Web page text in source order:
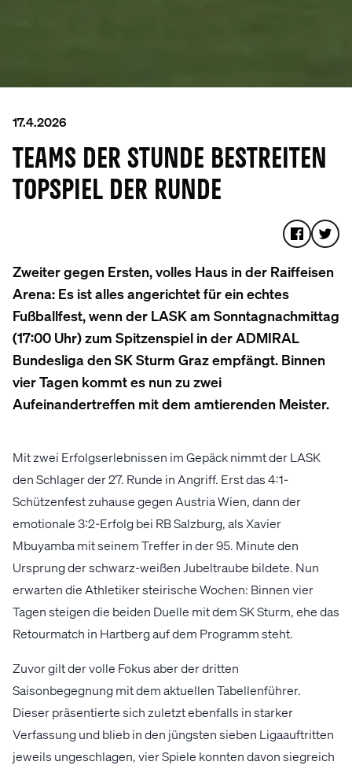
17.4.2026
TEAMS DER STUNDE BESTREITEN
TOPSPIEL DER RUNDE
Zweiter gegen Ersten, volles Haus in der Raiffeisen
Arena: Es ist alles angerichtet für ein echtes
Fußballfest, wenn der LASK am Sonntagnachmittag
(17:00 Uhr) zum Spitzenspiel in der ADMIRAL
Bundesliga den SK Sturm Graz empfängt. Binnen
vier Tagen kommt es nun zu zwei
Aufeinandertreffen mit dem amtierenden Meister.
Mit zwei Erfolgserlebnissen im Gepäck nimmt der LASK
den Schlager der 27. Runde in Angriff. Erst das 4:1-
Schützenfest zuhause gegen Austria Wien, dann der
emotionale 3:2-Erfolg bei RB Salzburg, als Xavier
Mbuyamba mit seinem Treffer in der 95. Minute den
Ursprung der schwarz-weißen Jubeltraube bildete. Nun
erwarten die Athletiker steirische Wochen: Binnen vier
Tagen steigen die beiden Duelle mit dem SK Sturm, ehe das
Retourmatch in Hartberg auf dem Programm steht.
Zuvor gilt der volle Fokus aber der dritten
Saisonbegegnung mit dem aktuellen Tabellenführer.
Dieser präsentierte sich zuletzt ebenfalls in starker
Verfassung und blieb in den jüngsten sieben Ligaauftritten
jeweils ungeschlagen, vier Spiele konnten davon siegreich